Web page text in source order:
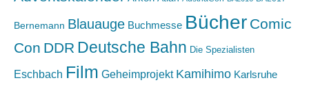
Bernemann Blauauge Buchmesse Bücher Comic
Con DDR Deutsche Bahn Die Spezialisten
Eschbach Film Geheimprojekt Kamihimo Karlsruhe